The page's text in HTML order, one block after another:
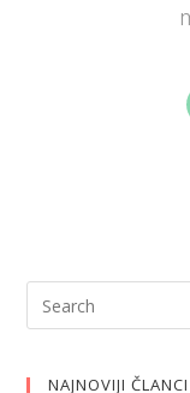
NAJNOVIJI ČLANCI